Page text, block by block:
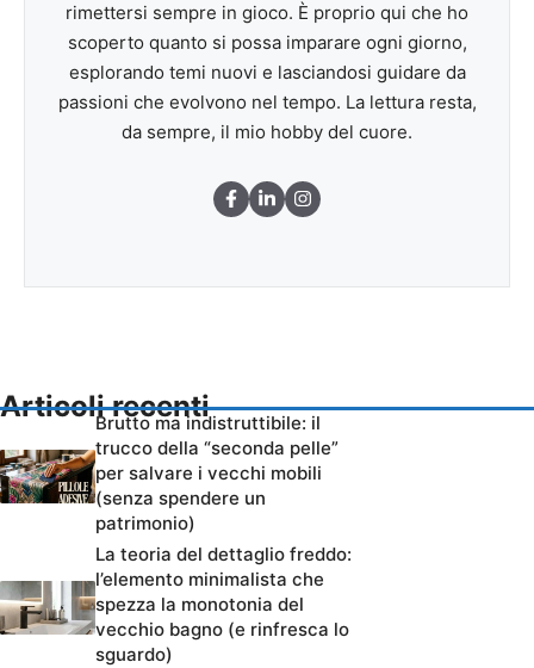
rimettersi sempre in gioco. È proprio qui che ho
scoperto quanto si possa imparare ogni giorno,
esplorando temi nuovi e lasciandosi guidare da
passioni che evolvono nel tempo. La lettura resta,
da sempre, il mio hobby del cuore.
Articoli recenti
Brutto ma indistruttibile: il
trucco della “seconda pelle”
per salvare i vecchi mobili
(senza spendere un
patrimonio)
La teoria del dettaglio freddo:
l’elemento minimalista che
spezza la monotonia del
vecchio bagno (e rinfresca lo
sguardo)